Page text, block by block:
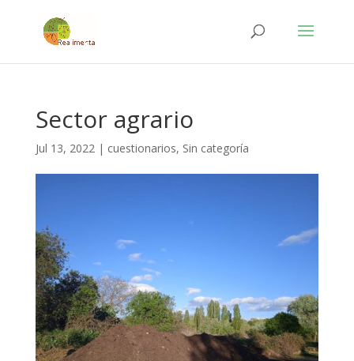
Sector agrario
Jul 13, 2022| cuestionarios, Sin categoría